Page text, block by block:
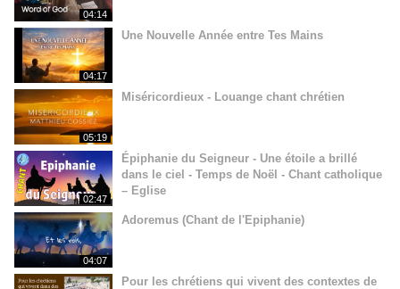
04:14
04:17
Une Nouvelle Année entre Tes Mains
05:19
Miséricordieux - Louange chant chrétien
02:47
Épiphanie du Seigneur - Une étoile a brillé
dans le ciel - Temps de Noël - Chant catholique
– Eglise
04:07
Adoremus (Chant de l'Epiphanie)
Pour les chrétiens qui vivent des contextes de